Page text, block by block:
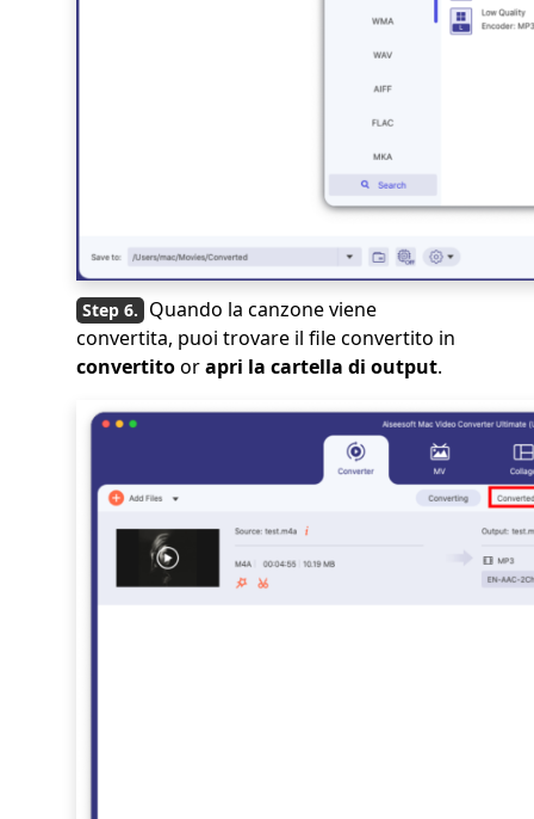
Quando la canzone viene
convertita, puoi trovare il file convertito in
convertitoorapri la cartella di output.